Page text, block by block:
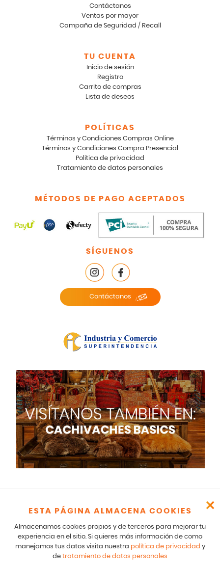
ESTA PÁGINA ALMACENA COOKIES
Almacenamos cookies propios y de terceros para mejorar tu
experiencia en el sitio. Si quieres más información de como
manejamos tus datos visita nuestra política de privacidad y
de tratamiento de datos personales
Contáctanos
Ventas por mayor
Campaña de Seguridad / Recall
TU CUENTA
Inicio de sesión
Registro
Carrito de compras
Lista de deseos
POLÍTICAS
Términos y Condiciones Compras Online
Términos y Condiciones Compra Presencial
Política de privacidad
Tratamiento de datos personales
MÉTODOS DE PAGO ACEPTADOS
SÍGUENOS
Contáctanos
comunicados@cachivaches.com
Para comunicados legales y notificaciones formales favor escribir
a: team@cachivaches.com